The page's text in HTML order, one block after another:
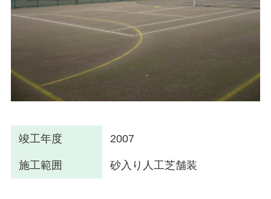
竣工年度 2007
施工範囲 砂入り人工芝舗装